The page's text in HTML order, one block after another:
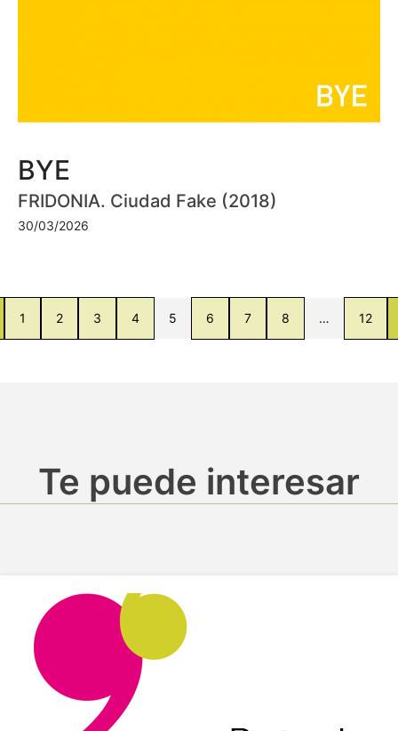
BYE
FRIDONIA. Ciudad Fake (2018)
30/03/2026
1 2 3 4 5 6 7 8 … 12
Te puede interesar